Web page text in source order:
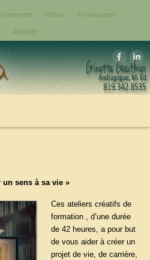
Vidéos Témoignages
ADMIRE
un sens à sa vie »
Ces ateliers créatifs de
formation , d’une durée
de 42 heures, a pour but
de vous aider à créer un
projet de vie, de carrière,